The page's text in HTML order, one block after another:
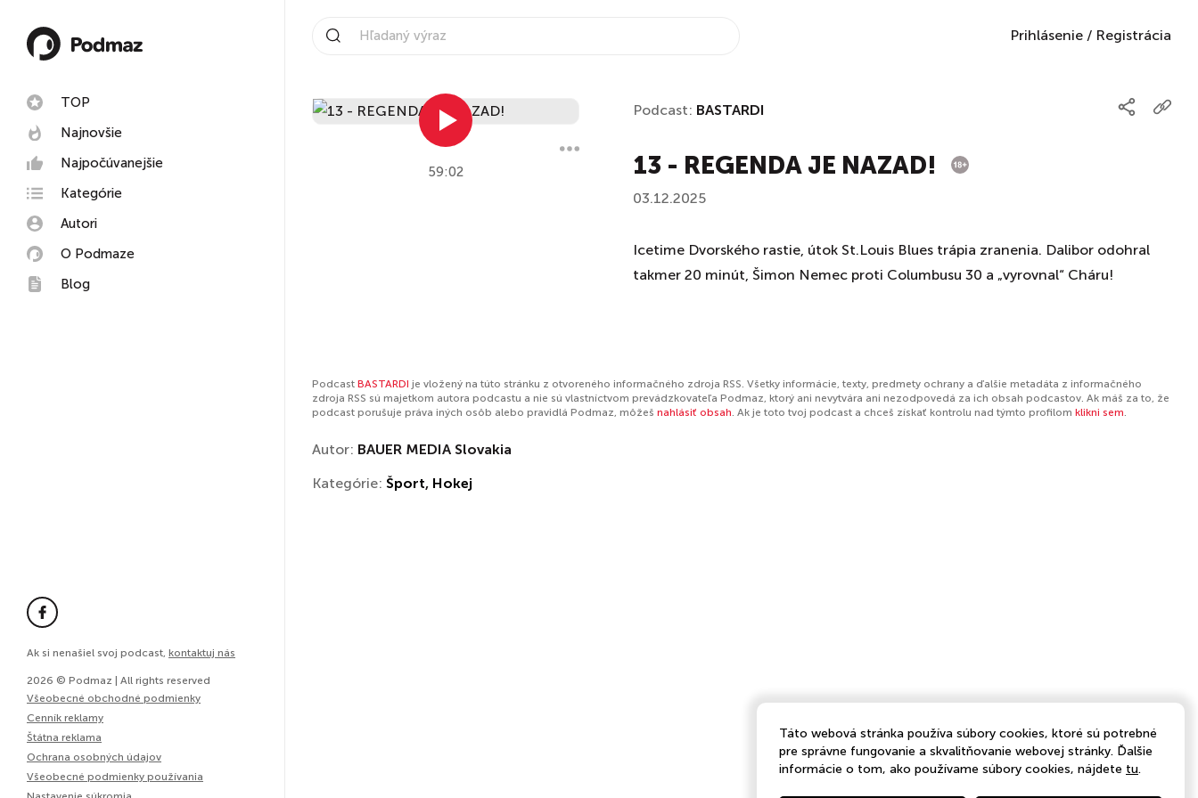
TOP
Najnovšie
Najpočúvanejšie
Kategórie
Autori
O Podmaze
Blog
Ak si nenašiel svoj podcast, kontaktuj nás
2026 © Podmaz | All rights reserved
Všeobecné obchodné podmienky
Cenník reklamy
Štátna reklama
Ochrana osobných údajov
Všeobecné podmienky používania
Prihlásenie / Registrácia
59:02
Podcast: BASTARDI
13 - REGENDA JE NAZAD!
03.12.2025
Icetime Dvorského rastie, útok St.Louis Blues trápia zranenia. Dalibor odohral
takmer 20 minút, Šimon Nemec proti Columbusu 30 a „vyrovnal“ Cháru!
Podcast BASTARDI je vložený na túto stránku z otvoreného informačného zdroja RSS. Všetky informácie, texty, predmety ochrany a ďalšie metadáta z informačného
zdroja RSS sú majetkom autora podcastu a nie sú vlastníctvom prevádzkovateľa Podmaz, ktorý ani nevytvára ani nezodpovedá za ich obsah podcastov. Ak máš za to, že
podcast porušuje práva iných osôb alebo pravidlá Podmaz, môžeš nahlásiť obsah. Ak je toto tvoj podcast a chceš získať kontrolu nad týmto profilom klikni sem.
Autor: BAUER MEDIA Slovakia
Kategórie: Šport, Hokej
Táto webová stránka používa súbory cookies, ktoré sú potrebné
pre správne fungovanie a skvalitňovanie webovej stránky. Ďalšie
informácie o tom, ako používame súbory cookies, nájdete tu.